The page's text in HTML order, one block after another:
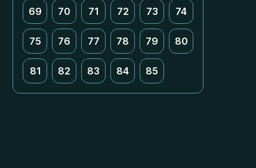
69 70 71 72 73 74
75 76 77 78 79 80
81 82 83 84 85